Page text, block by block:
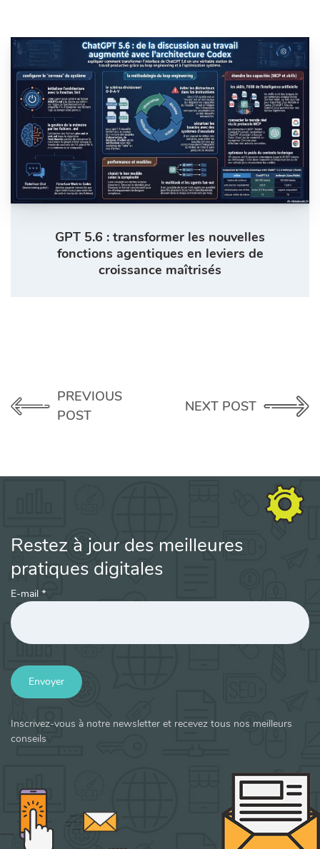
GPT 5.6 : transformer les nouvelles
fonctions agentiques en leviers de
croissance maîtrisés
PREVIOUS
POST
NEXT POST
Restez à jour des meilleures
pratiques digitales
E-mail *
Envoyer
Inscrivez-vous à notre newsletter et recevez tous nos meilleurs
conseils